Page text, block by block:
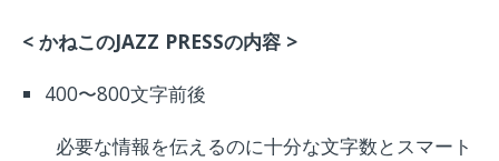
< かねこのJAZZ PRESSの内容 >
400〜800文字前後
必要な情報を伝えるのに十分な文字数とスマート